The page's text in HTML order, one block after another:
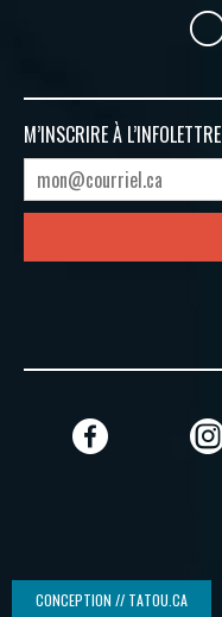
M’INSCRIRE À L’INFOLETTRE
CONCEPTION // TATOU.CA